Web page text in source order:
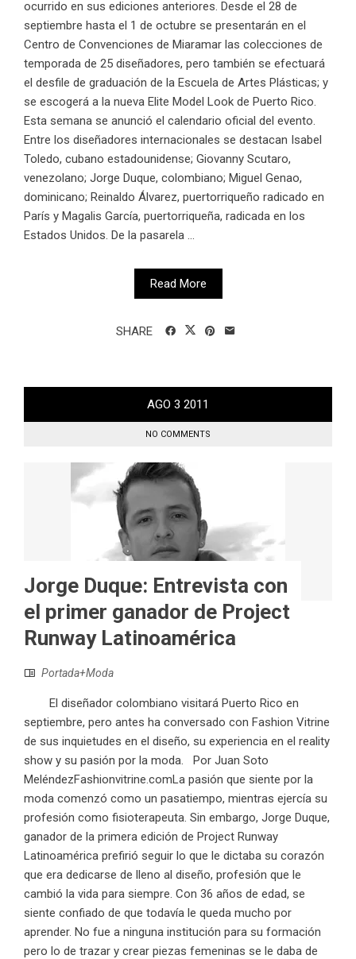
ocurrido en sus ediciones anteriores. Desde el 28 de
septiembre hasta el 1 de octubre se presentarán en el
Centro de Convenciones de Miaramar las colecciones de
temporada de 25 diseñadores, pero también se efectuará
el desfile de graduación de la Escuela de Artes Plásticas; y
se escogerá a la nueva Elite Model Look de Puerto Rico.
Esta semana se anunció el calendario oficial del evento.
Entre los diseñadores internacionales se destacan Isabel
Toledo, cubano estadounidense; Giovanny Scutaro,
venezolano; Jorge Duque, colombiano; Miguel Genao,
dominicano; Reinaldo Álvarez, puertorriqueño radicado en
París y Magalis García, puertorriqueña, radicada en los
Estados Unidos. De la pasarela ...
Read More
SHARE
AGO 3 2011
NO COMMENTS
Jorge Duque: Entrevista con
el primer ganador de Project
Runway Latinoamérica
Portada+Moda
El diseñador colombiano visitará Puerto Rico en
septiembre, pero antes ha conversado con Fashion Vitrine
de sus inquietudes en el diseño, su experiencia en el reality
show y su pasión por la moda. Por Juan Soto
MeléndezFashionvitrine.comLa pasión que siente por la
moda comenzó como un pasatiempo, mientras ejercía su
profesión como fisioterapeuta. Sin embargo, Jorge Duque,
ganador de la primera edición de Project Runway
Latinoamérica prefirió seguir lo que le dictaba su corazón
que era dedicarse de lleno al diseño, profesión que le
cambió la vida para siempre. Con 36 años de edad, se
siente confiado de que todavía le queda mucho por
aprender. No fue a ninguna institución para su formación
pero lo de trazar y crear piezas femeninas se le daba de